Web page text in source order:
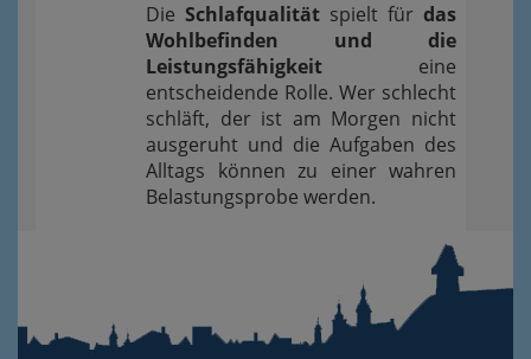
Die Schlafqualität spielt für das
Wohlbefinden und die
Leistungsfähigkeit eine
entscheidende Rolle. Wer schlecht
schläft, der ist am Morgen nicht
ausgeruht und die Aufgaben des
Alltags können zu einer wahren
Belastungsprobe werden.